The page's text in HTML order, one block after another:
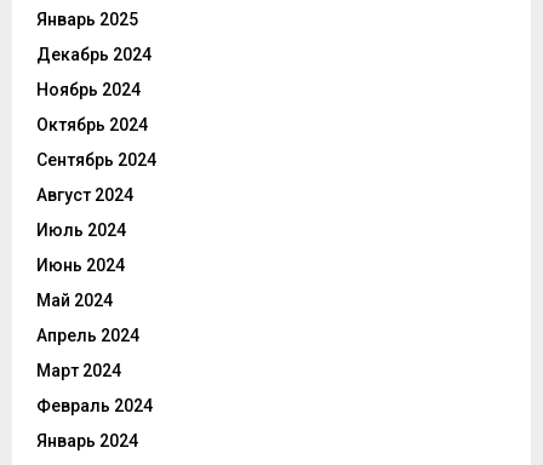
Январь 2025
Декабрь 2024
Ноябрь 2024
Октябрь 2024
Сентябрь 2024
Август 2024
Июль 2024
Июнь 2024
Май 2024
Апрель 2024
Март 2024
Февраль 2024
Январь 2024